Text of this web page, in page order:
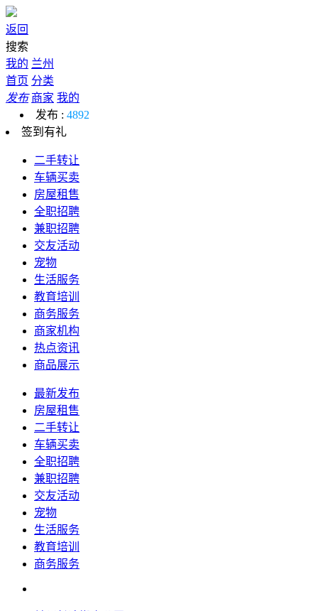
返回
搜索
我的 兰州
首页 分类
发布 商家 我的
发布 : 4892
签到有礼
二手转让
车辆买卖
房屋租售
全职招聘
兼职招聘
交友活动
宠物
生活服务
教育培训
商务服务
商家机构
热点资讯
商品展示
最新发布
房屋租售
二手转让
车辆买卖
全职招聘
兼职招聘
交友活动
宠物
生活服务
教育培训
商务服务